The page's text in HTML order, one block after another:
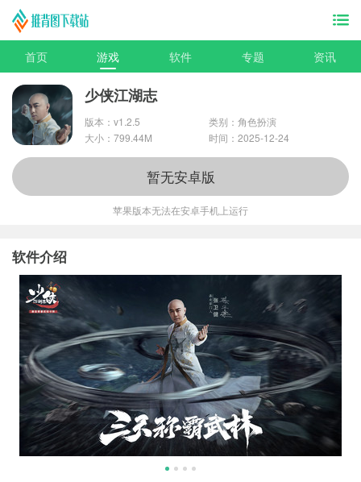
首页 游戏 软件 专题 资讯
少侠江湖志
版本：v1.2.5
类别：角色扮演
大小：799.44M
时间：2025-12-24
暂无安卓版
苹果版本无法在安卓手机上运行
软件介绍